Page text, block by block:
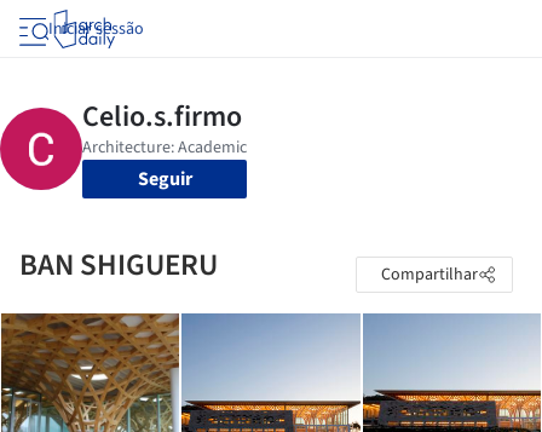
Iniciar sessão
Seguir
BAN SHIGUERU Compartilhar